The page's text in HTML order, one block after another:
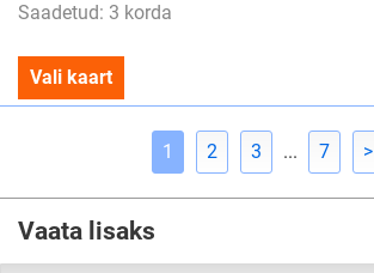
Saadetud: 3 korda
Vali kaart
1 2 3 ... 7 >
Vaata lisaks